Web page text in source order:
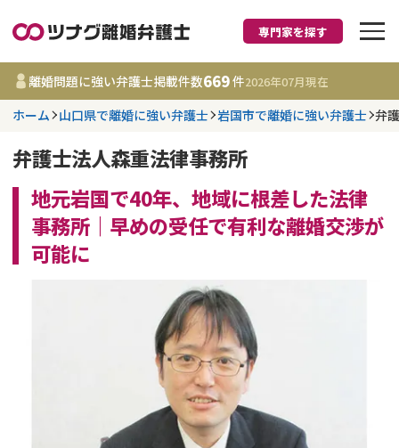
離婚に強い弁護士
都道府県を選択
事務所
更新日 :2026年07月31日
離婚前相談
離婚裁判
DV
不貞・不倫慰謝料請求
費用相場
コラム
財産分与
養育費
専門家を探す
離婚問題に強い弁護士掲載件数669件2026年07月現在
ホーム 山口県で離婚に強い弁護士 岩国市で離婚に強い弁護士 弁
弁護士法人森重法律事務所
地元岩国で40年、地域に根差した法律
事務所｜早めの受任で有利な離婚交渉が
可能に